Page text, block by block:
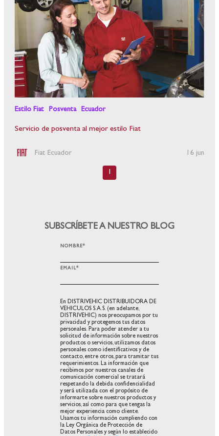
Estilo Fiat Posventa Ecuador
Servicio de posventa al mejor estilo Fiat
Fiat Ecuador 16 jun
1
SUBSCRÍBETE A NUESTRO BLOG
NOMBRE*
EMAIL*
En DISTRIVEHIC DISTRIBUIDORA DE
VEHICULOS S.A.S. (en adelante,
DISTRIVEHIC) nos preocupamos por tu
privacidad y protegemos tus datos
personales. Para poder atender a tu
solicitud de información sobre nuestros
productos o servicios, utilizamos datos
personales como identificativos y de
contacto, entre otros, para tramitar tus
requerimientos. La información que
recibimos por nuestros canales de
comunicación comercial se tratará
respetando la debida confidencialidad
y será utilizada con el propósito de
informarte sobre nuestros productos y
servicios, así como para que tengas la
mejor experiencia como cliente.
Usamos tu información cumpliendo con
la Ley Orgánica de Protección de
Datos Personales y según lo establecido